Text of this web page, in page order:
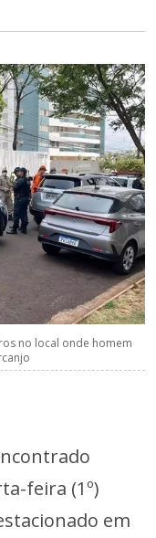
no local onde homem
feira (1º)
em